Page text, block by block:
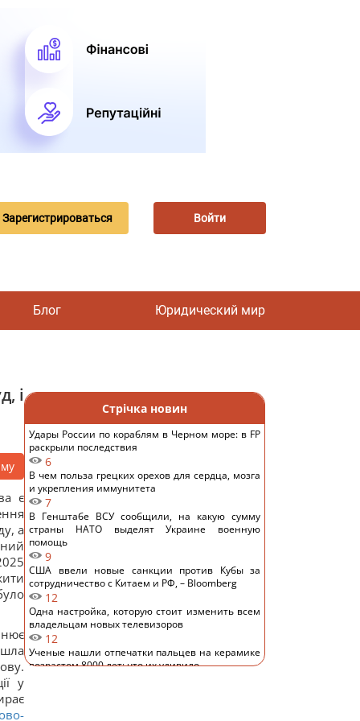
Зарегистрироваться Войти
Блог Юридический мир
і
є
а
у
Стрічка новин
Удары России по кораблям в Черном море: в FP
раскрыли последствия
6
В чем польза грецких орехов для сердца, мозга
и укрепления иммунитета
7
В Генштабе ВСУ сообщили, на какую сумму
страны НАТО выделят Украине военную
помощь
9
США ввели новые санкции против Кубы за
сотрудничество с Китаем и РФ, – Bloomberg
12
Одна настройка, которую стоит изменить всем
владельцам новых телевизоров
12
Ученые нашли отпечатки пальцев на керамике
возрастом 8000 лет: что их удивило